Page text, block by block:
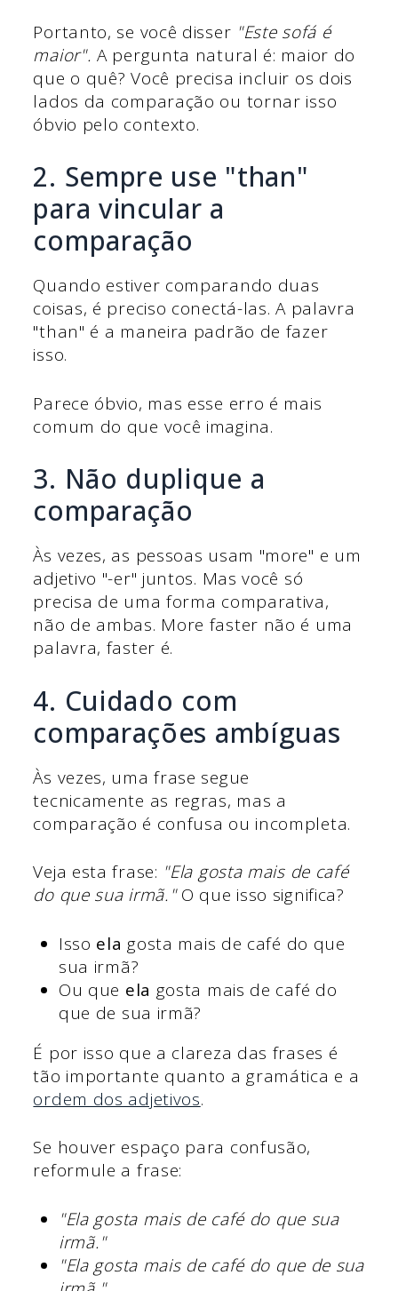
Portanto, se você disser "Este sofá é
maior". A pergunta natural é: maior do
que o quê? Você precisa incluir os dois
lados da comparação ou tornar isso
óbvio pelo contexto.
2. Sempre use "than"
para vincular a
comparação
Quando estiver comparando duas
coisas, é preciso conectá-las. A palavra
"than" é a maneira padrão de fazer
isso.
Parece óbvio, mas esse erro é mais
comum do que você imagina.
3. Não duplique a
comparação
Às vezes, as pessoas usam "more" e um
adjetivo "-er" juntos. Mas você só
precisa de uma forma comparativa,
não de ambas. More faster não é uma
palavra, faster é.
4. Cuidado com
comparações ambíguas
Às vezes, uma frase segue
tecnicamente as regras, mas a
comparação é confusa ou incompleta.
Veja esta frase: "Ela gosta mais de café
do que sua irmã."O que isso significa?
Isso ela gosta mais de café do que
sua irmã?
Ou que ela gosta mais de café do
que de sua irmã?
É por isso que a clareza das frases é
tão importante quanto a gramática e a
ordem dos adjetivos.
Se houver espaço para confusão,
reformule a frase:
"Ela gosta mais de café do que sua
irmã."
"Ela gosta mais de café do que de sua